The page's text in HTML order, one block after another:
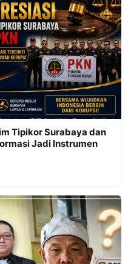
Tipikor Surabaya dan
Jadi Instrumen